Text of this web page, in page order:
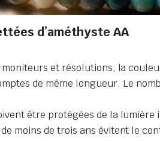
d’améthyste AA
moniteurs et résolutions, la
de même longueur. Le
être protégées de la
moins de trois ans évitent le